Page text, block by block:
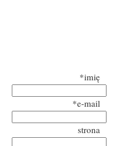
*imię
*e-mail
strona